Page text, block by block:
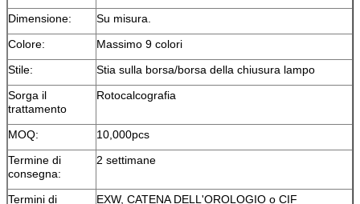
Dimensione:
Su misura.
Colore:
Massimo 9 colori
Stile:
Stia sulla borsa/borsa della chiusura lampo
Sorga il
trattamento
Rotocalcografia
MOQ:
10,000pcs
Termine di
consegna:
2 settimane
Termini di
EXW, CATENA DELL'OROLOGIO o CIF